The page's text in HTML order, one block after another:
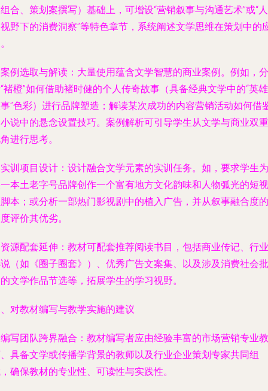
合、策划案撰写）基础上，可增设“营销叙事与沟通艺术”或“人
野下的消费洞察”等特色章节，系统阐述文学思维在策划中的
例选取与解读：大量使用蕴含文学智慧的商业案例。例如，分
褚橙”如何借助褚时健的个人传奇故事（具备经典文学中的“英雄
”色彩）进行品牌塑造；解读某次成功的内容营销活动如何借
说中的悬念设置技巧。案例解析可引导学生从文学与商业双重
进行思考。
训项目设计：设计融合文学元素的实训任务。如，要求学生为
本土老字号品牌创作一个富有地方文化韵味和人物弧光的短视
本；或分析一部热门影视剧中的植入广告，并从叙事融合度的
评价其优劣。
源配套延伸：教材可配套推荐阅读书目，包括商业传记、行业
（如《圈子圈套》）、优秀广告文案集、以及涉及消费社会批
文学作品节选等，拓展学生的学习视野。
对教材编写与教学实施的建议
写团队跨界融合：教材编写者应由经验丰富的市场营销专业教
具备文学或传播学背景的教师以及行业企业策划专家共同组
确保教材的专业性、可读性与实践性。